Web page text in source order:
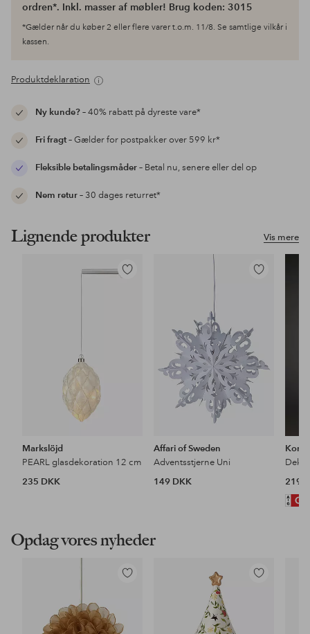
ordren*. Inkl. masser af møbler! Brug koden: 3015
*Gælder når du køber 2 eller flere varer t.o.m. 11/8. Se samtlige vilkår i
kassen.
Produktdeklaration
Ny kunde?– 40% rabatt på dyreste vare*
Fri fragt– Gælder for postpakker over 599 kr*
Fleksible betalingsmåder– Betal nu, senere eller del op
Nem retur– 30 dages returret*
Vis mere
Lignende produkter
Tilføj
Markslöjd
PEARL glasdekoration 12 cm
235 DKK
Tilføj
Affari of Sweden
Adventsstjerne Uni
149 DKK
219
Opdag vores nyheder
Tilføj
Tilføj